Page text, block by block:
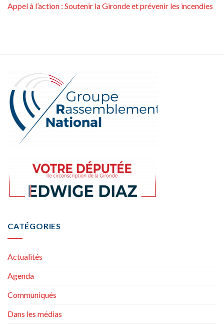
Appel à l’action : Soutenir la Gironde et prévenir les incendies
CATÉGORIES
Actualités
Agenda
Communiqués
Dans les médias